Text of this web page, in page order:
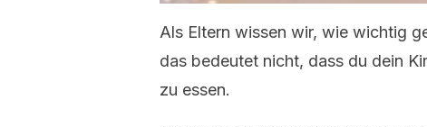
Als Eltern wissen wir, wie wichtig
das bedeutet nicht, dass du dein
zu essen.